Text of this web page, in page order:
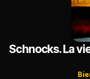
Schnocks. La